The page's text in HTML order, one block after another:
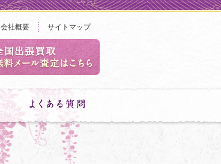
会社概要 サイトマップ